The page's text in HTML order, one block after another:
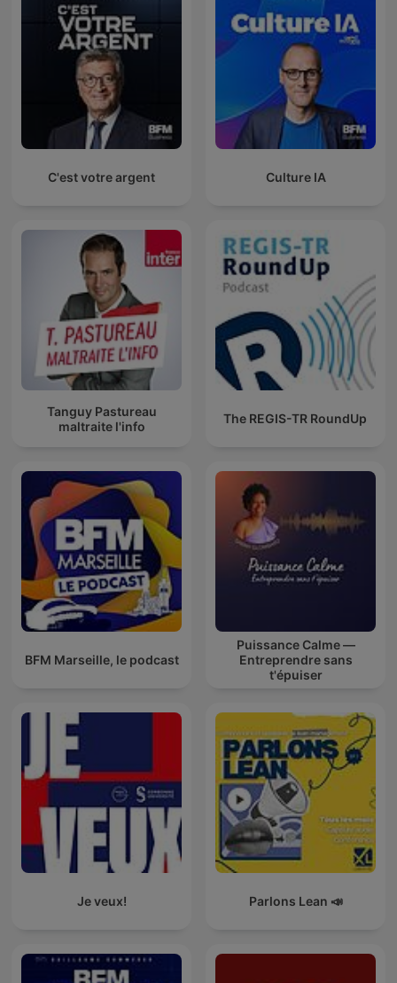
C'est votre argent Culture IA
Tanguy Pastureau
maltraite l'info
The REGIS-TR RoundUp
BFM Marseille, le podcast
Puissance Calme —
Entreprendre sans
t'épuiser
Je veux! Parlons Lean 📣